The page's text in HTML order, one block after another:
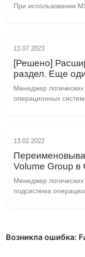
При использовании
13.07.2023
[Решено]
раздел. Еще
Менеджер
операционных
13.02.2022
Volume Group в
Менеджер
подсистема